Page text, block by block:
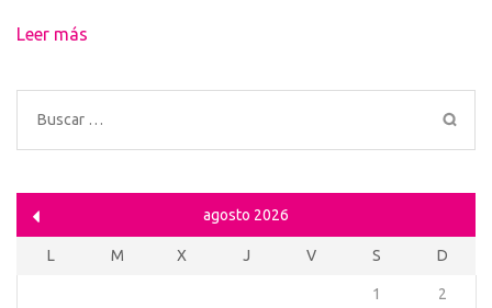
Leer más
Buscar:
agosto 2026
L M X J V S D
1 2